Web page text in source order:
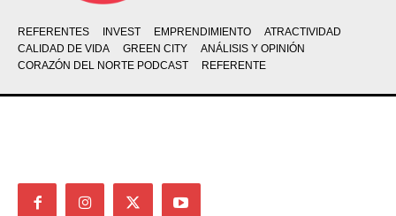
REFERENTES INVEST EMPRENDIMIENTO
ATRACTIVIDAD
CALIDAD DE VIDA
GREEN CITY
ANÁLISIS Y OPINIÓN
CORAZÓN DEL NORTE PODCAST
REFERENTE